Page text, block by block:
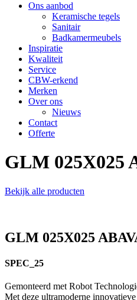
Ons aanbod
Keramische tegels
Sanitair
Badkamermeubels
Inspiratie
Kwaliteit
Service
CBW-erkend
Merken
Over ons
Nieuws
Contact
Offerte
GLM 025X025
Bekijk alle producten
GLM 025X025
SPEC_25
Gemonteerd met Robot
Met deze ultramoderne